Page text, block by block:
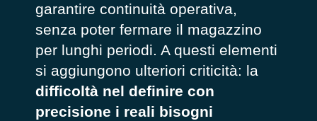
garantire continuità operativa,
senza poter fermare il magazzino
per lunghi periodi. A questi elementi
si aggiungono ulteriori criticità: la
difficoltà nel definire con
precisione i reali bisogni